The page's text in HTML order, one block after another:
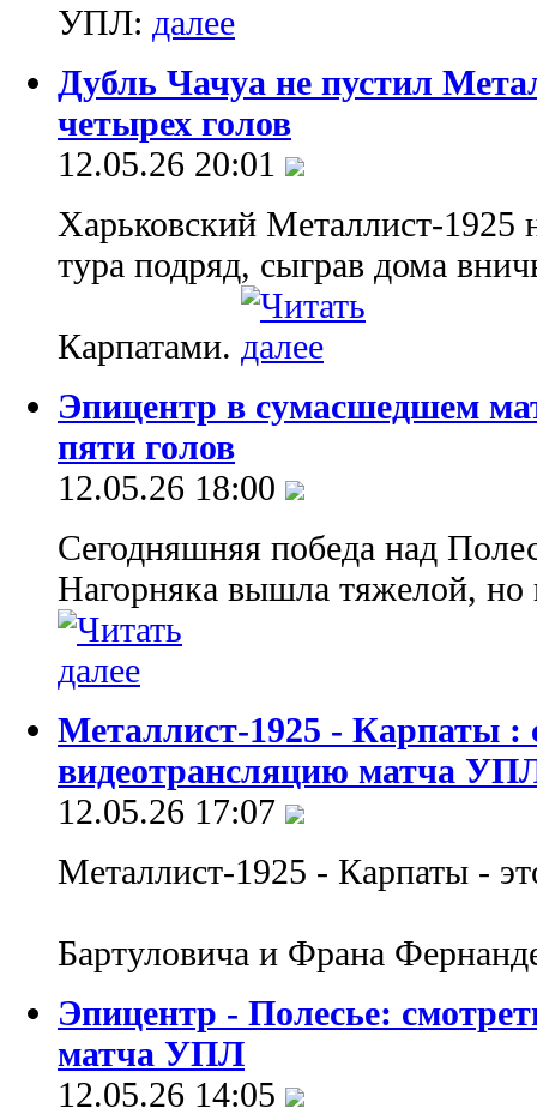
УПЛ:
Дубль Чачуа не пустил
четырех голов
12.05.26 20:01
Харьковский Металлист-1925
тура подряд, сыграв дома
Карпатами.
Эпицентр в сумасшедшем
пяти голов
12.05.26 18:00
Сегодняшняя победа над
Нагорняка вышла тяжелой, но
Металлист-1925 - Карпаты :
видеотрансляцию матча
12.05.26 17:07
Металлист-1925 - Карпаты -
Бартуловича и Франа
Эпицентр - Полесье:
матча УПЛ
12.05.26 14:05